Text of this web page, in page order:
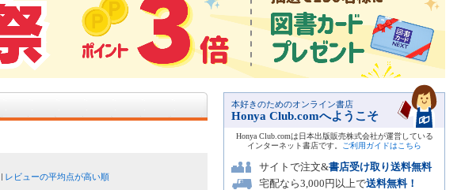
レビューの平均点が高い順
本好きのためのオンライン書店
Honya Club.comへようこそ
Honya Club.comは日本出版販売株式会社が運営している
インターネット書店です。
ご利用ガイドはこちら
サイトで注文&書店受け取り送料無料
宅配なら3,000円以上で送料無料！